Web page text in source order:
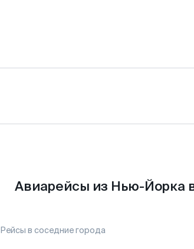
Авиарейсы из Нью-Йорка
Рейсы в соседние города